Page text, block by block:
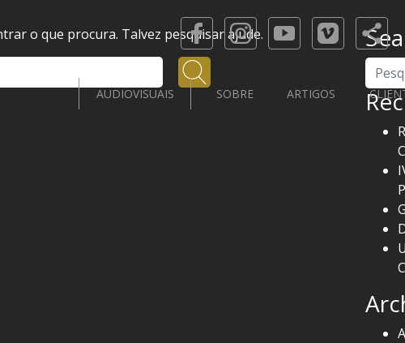
AUDIOVISUAIS SOBRE ARTIGOS
o que procura. Talvez pesquisar ajude.